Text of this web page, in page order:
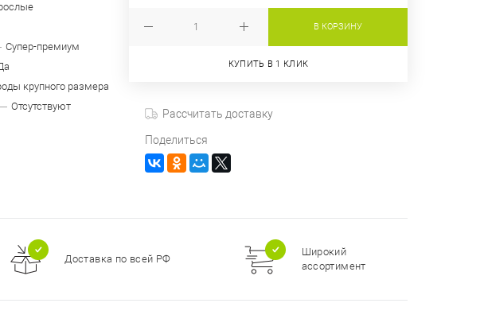
Супер-премиум
крупного размера
Отсутствуют
В КОРЗИНУ
КУПИТЬ В 1 КЛИК
Рассчитать доставку
Поделиться
Доставка по всей РФ
Широкий
ассортимент